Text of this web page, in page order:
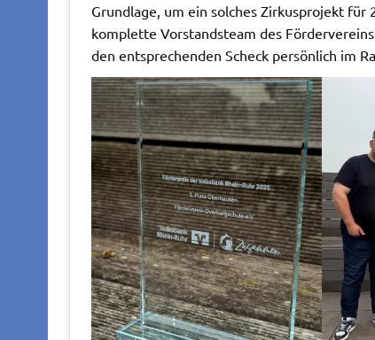
Grundlage, um ein solches Zirkusprojekt
komplette Vorstandsteam des
den entsprechenden Scheck persönlich im